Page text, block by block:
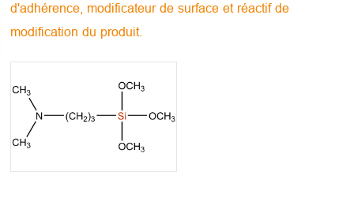
d'adhérence, modificateur de surface et réactif de
modification du produit.